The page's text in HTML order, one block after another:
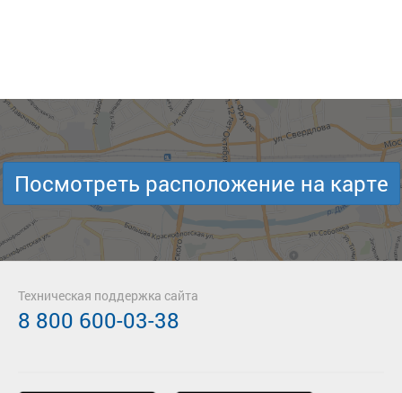
Посмотреть расположение на карте
Техническая поддержка сайта
8 800 600-03-38